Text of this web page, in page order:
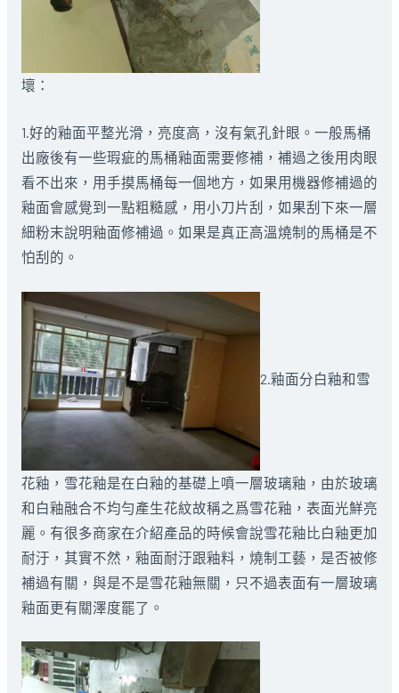
壞：
1.好的釉面平整光滑，亮度高，沒有氣孔針眼。一般馬桶
出廠後有一些瑕疵的馬桶釉面需要修補，補過之後用肉眼
看不出來，用手摸馬桶每一個地方，如果用機器修補過的
釉面會感覺到一點粗糙感，用小刀片刮，如果刮下來一層
細粉末說明釉面修補過。如果是真正高溫燒制的馬桶是不
怕刮的。
2.釉面分白釉和雪
花釉，雪花釉是在白釉的基礎上噴一層玻璃釉，由於玻璃
和白釉融合不均勻產生花紋故稱之爲雪花釉，表面光鮮亮
麗。有很多商家在介紹產品的時候會說雪花釉比白釉更加
耐汙，其實不然，釉面耐汙跟釉料，燒制工藝，是否被修
補過有關，與是不是雪花釉無關，只不過表面有一層玻璃
釉面更有關澤度罷了。